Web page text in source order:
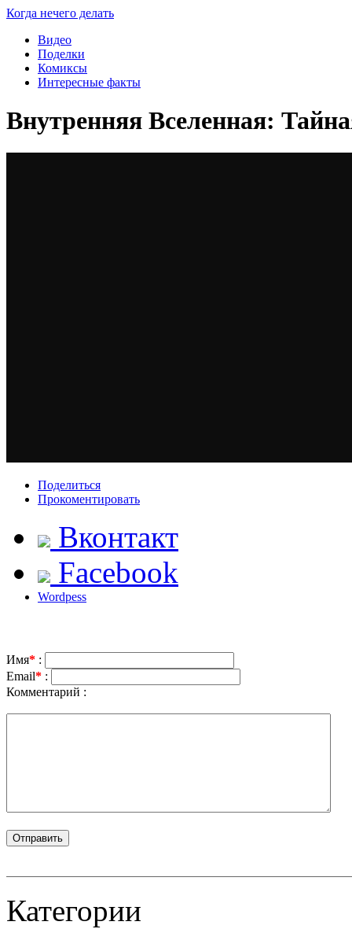
Когда нечего делать
Видео
Поделки
Комиксы
Интересные факты
Внутренняя Вселенная:
Поделиться
Прокоментировать
Вконтакт
Facebook
Wordpess
Имя* :
Email* :
Комментарий :
Категории